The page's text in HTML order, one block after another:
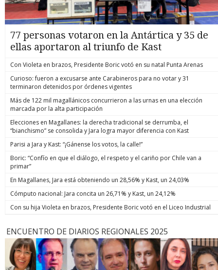
77 personas votaron en la Antártica y 35 de
ellas aportaron al triunfo de Kast
Con Violeta en brazos, Presidente Boric votó en su natal Punta Arenas
Curioso: fueron a excusarse ante Carabineros para no votar y 31
terminaron detenidos por órdenes vigentes
Más de 122 mil magallánicos concurrieron a las urnas en una elección
marcada por la alta participación
Elecciones en Magallanes: la derecha tradicional se derrumba, el
“bianchismo” se consolida y Jara logra mayor diferencia con Kast
Parisi a Jara y Kast: “¡Gánense los votos, la calle!”
Boric: “Confío en que el diálogo, el respeto y el cariño por Chile van a
primar”
En Magallanes, Jara está obteniendo un 28,56% y Kast, un 24,03%
Cómputo nacional: Jara concita un 26,71% y Kast, un 24,12%
Con su hija Violeta en brazos, Presidente Boric votó en el Liceo Industrial
ENCUENTRO DE DIARIOS REGIONALES 2025